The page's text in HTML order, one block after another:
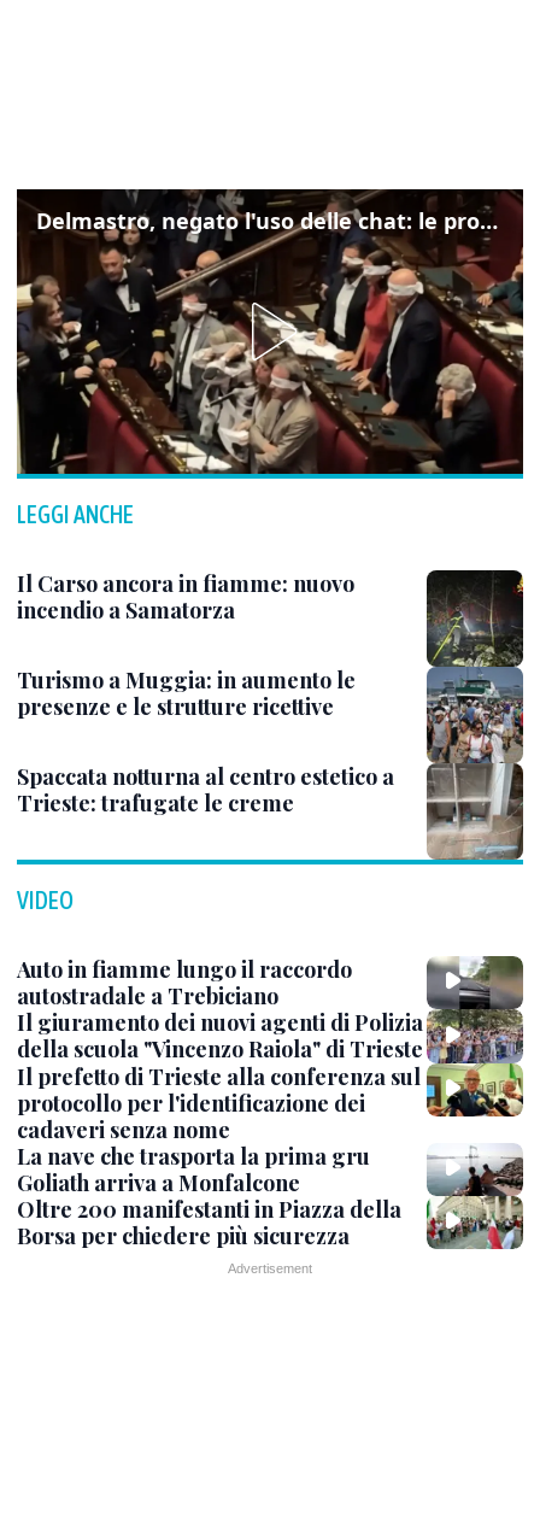
Delmastro, negato l'uso delle chat: le proteste di Avs e M5s
LEGGI ANCHE
Il Carso ancora in fiamme: nuovo
incendio a Samatorza
Turismo a Muggia: in aumento le
presenze e le strutture ricettive
Spaccata notturna al centro estetico a
Trieste: trafugate le creme
VIDEO
Auto in fiamme lungo il raccordo
autostradale a Trebiciano
Il giuramento dei nuovi agenti di Polizia
della scuola "Vincenzo Raiola" di Trieste
Il prefetto di Trieste alla conferenza sul
protocollo per l'identificazione dei
cadaveri senza nome
La nave che trasporta la prima gru
Goliath arriva a Monfalcone
Oltre 200 manifestanti in Piazza della
Borsa per chiedere più sicurezza